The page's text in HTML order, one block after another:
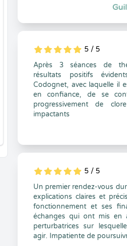
5
1
5
0 5 / 5
Après 3 séances de
résultats positifs
Codognet, avec laquelle il
en confiance, de se
progressivement de
impactants
5
1
5
0 5 / 5
Un premier rendez-vous
explications claires et
fonctionnement et ses
échanges qui ont mis en
perturbatrices sur
agir. Impatiente de